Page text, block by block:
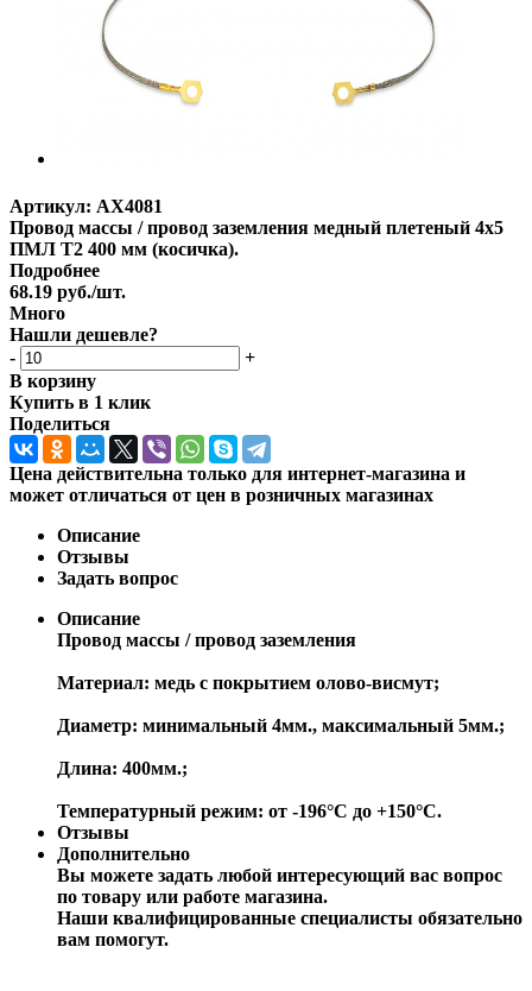
Артикул: AX4081
Провод массы / провод заземления медный плетеный 4х5
ПМЛ Т2 400 мм (косичка).
Подробнее
68.19 руб./шт.
Много
Нашли дешевле?
-
+
В корзину
Купить в 1 клик
Поделиться
Цена действительна только для интернет-магазина и
может отличаться от цен в розничных магазинах
Описание
Отзывы
Задать вопрос
Описание
Провод массы / провод заземления
Материал: медь с покрытием олово-висмут;
Диаметр: минимальный 4мм., максимальный 5мм.;
Длина: 400мм.;
Температурный режим: от -196°C до +150°C.
Отзывы
Дополнительно
Вы можете задать любой интересующий вас вопрос
по товару или работе магазина.
Наши квалифицированные специалисты обязательно
вам помогут.